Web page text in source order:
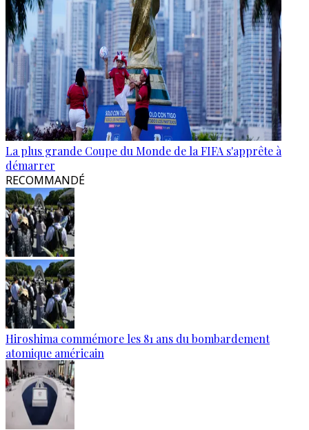
La plus grande Coupe du Monde de la FIFA s'apprête à
démarrer
RECOMMANDÉ
Hiroshima commémore les 81 ans du bombardement
atomique américain